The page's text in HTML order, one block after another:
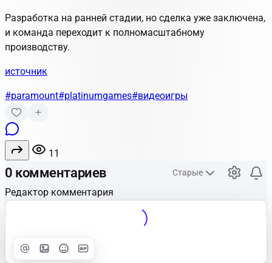
Разработка на ранней стадии, но сделка уже заключена,
и команда переходит к полномасштабному
производству.
источник
#paramount#platinumgames#видеоигры
11
0 комментариев Старые
Редактор комментария
Улучшить